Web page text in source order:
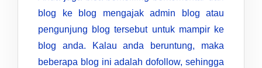
blog ke blog mengajak admin blog atau
pengunjung blog tersebut untuk mampir ke
blog anda. Kalau anda beruntung, maka
beberapa blog ini adalah dofollow, sehingga